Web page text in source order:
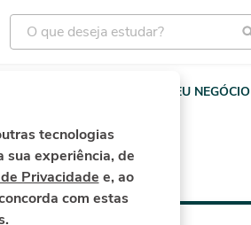
SEGURANÇA TERRA MEU NEGÓCIO
tecnologias
sua experiência, de
Privacidade e, ao
com estas